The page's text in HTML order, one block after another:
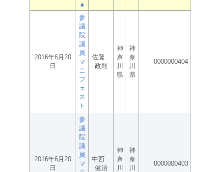
▲
2016年6月20
日
参
議
院
議
員
マ
ニ
フ
ェ
ス
ト
佐藤
政則
神
奈
川
県
神
奈
川
県
0000000404
2016年6月20
日
参
議
院
議
員
マ
中西
健治
神
奈
川
神
奈
川
0000000403